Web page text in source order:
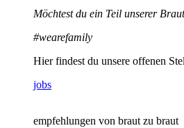
Möchtest du ein Teil unserer
#wearefamily
Hier findest du unsere offenen
jobs
empfehlungen von braut zu braut